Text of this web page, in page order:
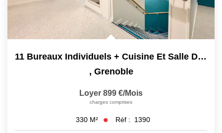
11 Bureaux Individuels + Cuisine Et Salle De Réunion...
, Grenoble
Loyer 899 €/mois
charges comprises
330 M² Réf : 1390